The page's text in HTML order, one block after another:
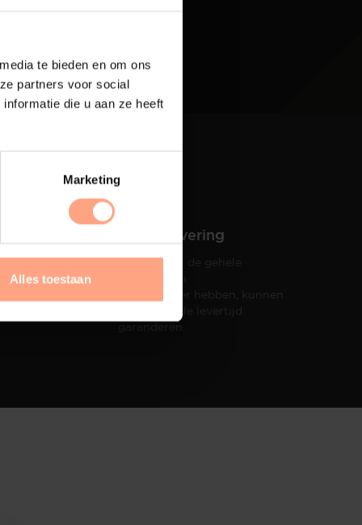
te bieden en om ons
partners voor social
die u aan ze heeft
Marketing
Alles toestaan
tot
Snelle levering
Doordat wij de gehele
eigen beheer hebben, kunnen
wij een snelle levertijd